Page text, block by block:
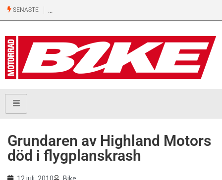
SENASTE
Grundaren av Highland Motors
död i flygplanskrash